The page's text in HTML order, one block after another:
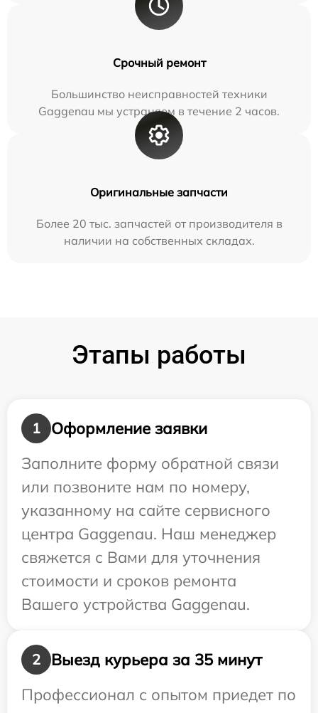
Срочный ремонт
Большинство неисправностей техники
Gaggenau мы устраняем в течение 2 часов.
Оригинальные запчасти
Более 20 тыс. запчастей от производителя в
наличии на собственных складах.
Этапы работы
1
Оформление заявки
Заполните форму обратной связи
или позвоните нам по номеру,
указанному на сайте сервисного
центра Gaggenau. Наш менеджер
свяжется с Вами для уточнения
стоимости и сроков ремонта
Вашего устройства Gaggenau.
2
Выезд курьера за 35 минут
Профессионал с опытом приедет по